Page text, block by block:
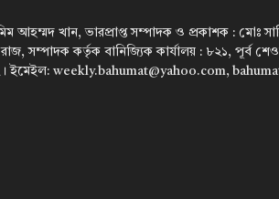
আহম্মদ খান, ভারপ্রাপ্ত সম্পাদক ও প্রকাশক : মোঃ
সম্পাদক কর্তৃক বানিজ্যিক কার্যালয় : ৮২১, পূর্ব
weekly.bahumat@yahoo.com,